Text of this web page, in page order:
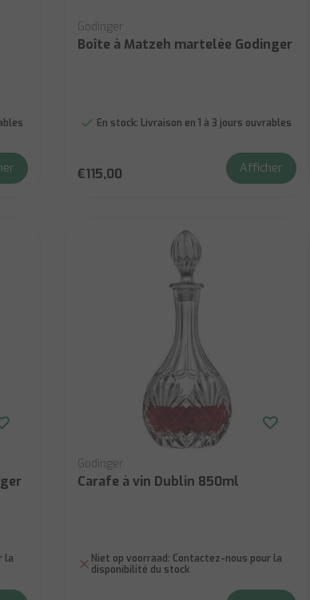
Godinger
Boîte à Matzeh martelée Godinger
En stock: Livraison en 1 à 3 jours ouvrables
€115,00 Afficher
la
Godinger
Carafe à vin Dublin 850ml
Niet op voorraad: Contactez-nous pour la
disponibilité du stock